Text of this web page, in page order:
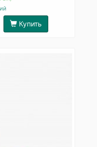
Купить